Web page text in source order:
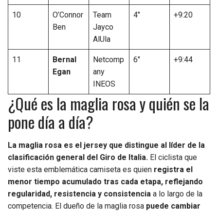
10
O’Connor
Ben
Team
Jayco
AlUla
4″ +9:20
11
Bernal
Egan
Netcomp
any
INEOS
6″ +9:44
¿Qué es la maglia rosa y quién se la
pone día a día?
La maglia rosa es el jersey que distingue al líder de la
clasificación general del Giro de Italia. El ciclista que
viste esta emblemática camiseta es quien registra el
menor tiempo acumulado tras cada etapa, reflejando
regularidad, resistencia y consistencia a lo largo de la
competencia. El dueño de la maglia rosa puede cambiar